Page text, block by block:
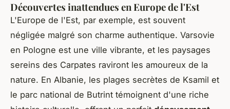
Découvertes inattendues en Europe de l'Est
L'Europe de l'Est, par exemple, est souvent
négligée malgré son charme authentique. Varsovie
en Pologne est une ville vibrante, et les paysages
sereins des Carpates raviront les amoureux de la
nature. En Albanie, les plages secrètes de Ksamil et
le parc national de Butrint témoignent d'une riche